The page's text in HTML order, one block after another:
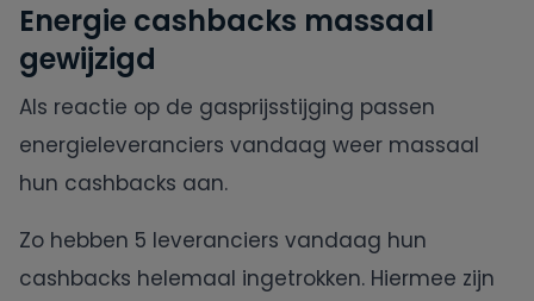
Energie cashbacks massaal
gewijzigd
Als reactie op de gasprijsstijging passen
energieleveranciers vandaag weer massaal
hun cashbacks aan.
Zo hebben 5 leveranciers vandaag hun
cashbacks helemaal ingetrokken. Hiermee zijn